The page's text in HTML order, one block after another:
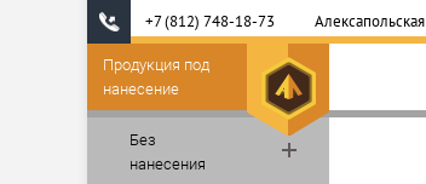
+7 (812) 748-18-73 Алексапольская
Продукция под
нанесение
Без
нанесения